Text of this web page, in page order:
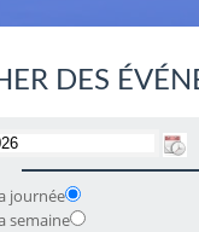
DES
journée
semaine